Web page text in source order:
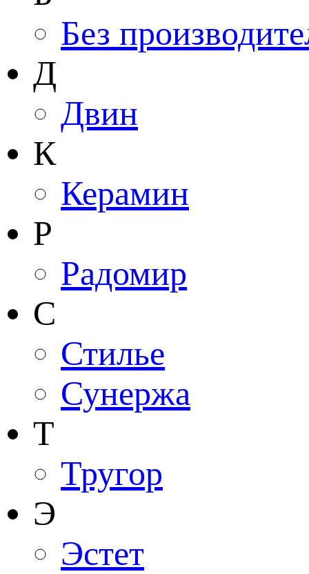
Без
Д
Двин
К
Керамин
Р
Радомир
С
Стилье
Сунержа
Т
Тругор
Э
Эстет